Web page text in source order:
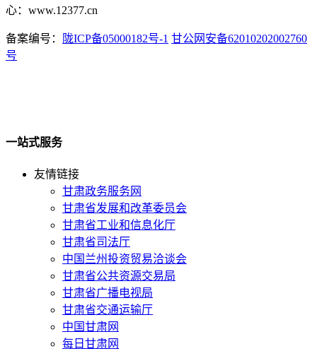
心：www.12377.cn
备案编号： 陇ICP备05000182号-1 甘公网安备62010202002760
号
一站式服务
友情链接
甘肃政务服务网
甘肃省发展和改革委员会
甘肃省工业和信息化厅
甘肃省司法厅
中国兰州投资贸易洽谈会
甘肃省公共资源交易局
甘肃省广播电视局
甘肃省交通运输厅
中国甘肃网
每日甘肃网